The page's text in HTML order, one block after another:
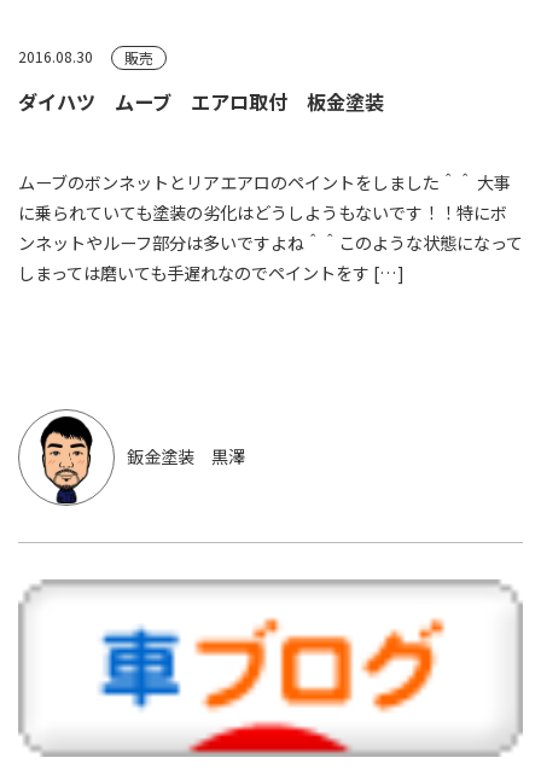
2016.08.30 販売
ダイハツ ムーブ エアロ取付 板金塗装
ムーブのボンネットとリアエアロのペイントをしました＾＾ 大事
に乗られていても塗装の劣化はどうしようもないです！！特にボ
ンネットやルーフ部分は多いですよね＾＾このような状態になって
しまっては磨いても手遅れなのでペイントをす […]
鈑金塗装 黒澤